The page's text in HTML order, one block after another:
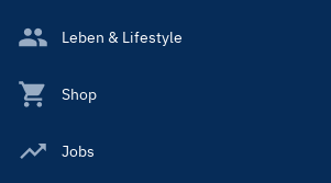
Leben & Lifestyle
Shop
Jobs